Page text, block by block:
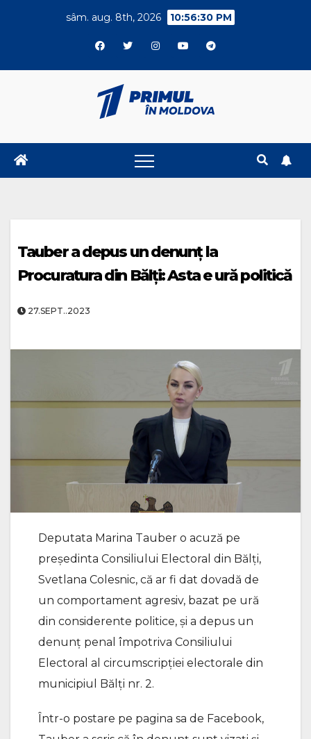
sâm. aug. 8th, 2026 10:56:30 PM
Tauber a depus un denunț la
Procuratura din Bălți: Asta e ură politică
27.SEPT..2023
Deputata Marina Tauber o acuză pe
președinta Consiliului Electoral din Bălți,
Svetlana Colesnic, că ar fi dat dovadă de
un comportament agresiv, bazat pe ură
din considerente politice, și a depus un
denunț penal împotriva Consiliului
Electoral al circumscripției electorale din
municipiul Bălți nr. 2.
Într-o postare pe pagina sa de Facebook,